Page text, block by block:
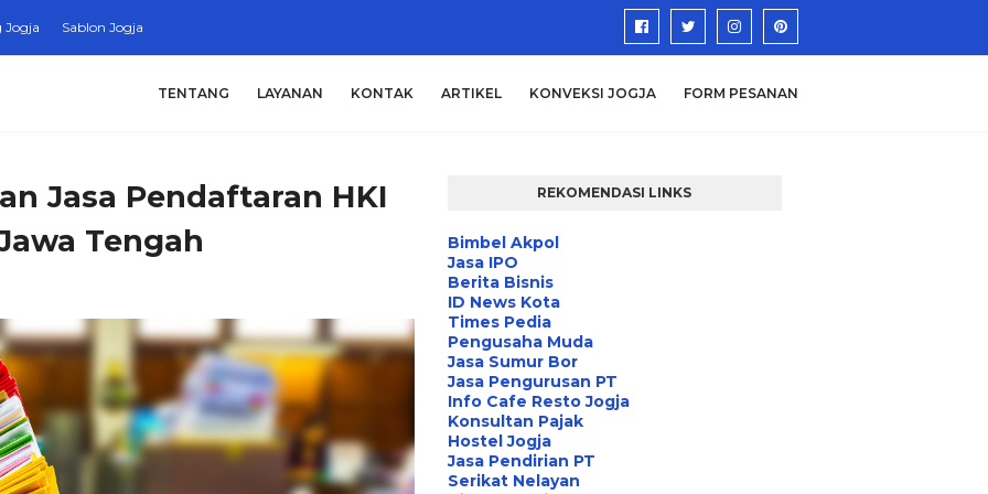
Jogja Sablon Jogja
TENTANG LAYANAN KONTAK ARTIKEL KONVEKSI JOGJA FORM PESANAN
Jasa Pendaftaran HKI
Tengah
REKOMENDASI LINKS
Bimbel Akpol
Jasa IPO
Berita Bisnis
ID News Kota
Times Pedia
Pengusaha Muda
Jasa Sumur Bor
Jasa Pengurusan PT
Info Cafe Resto Jogja
Konsultan Pajak
Hostel Jogja
Jasa Pendirian PT
Serikat Nelayan